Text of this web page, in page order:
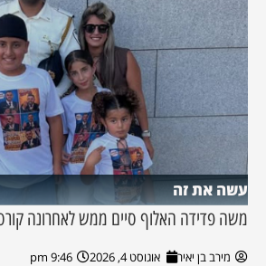
עשה את זה
משה פדידה האלוף סיים ממש לאחרונה
מירב בן יאיר אוגוסט 4, 2026 9:46 pm